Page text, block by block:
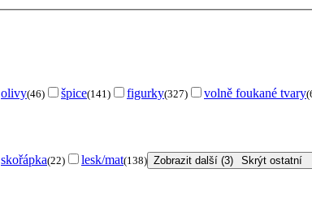
olivy(46) špice(141) figurky(327) volně foukané tvary
skořápka(22) lesk/mat(138) Zobrazit další (3) Skrýt ostatní